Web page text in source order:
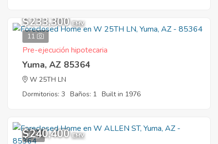
11
$233,300 EMV
Pre-ejecución hipotecaria
Yuma, AZ 85364
W 25TH LN
Dormitorios: 3 Baños: 1 Built in 1976
1
$240,400 EMV